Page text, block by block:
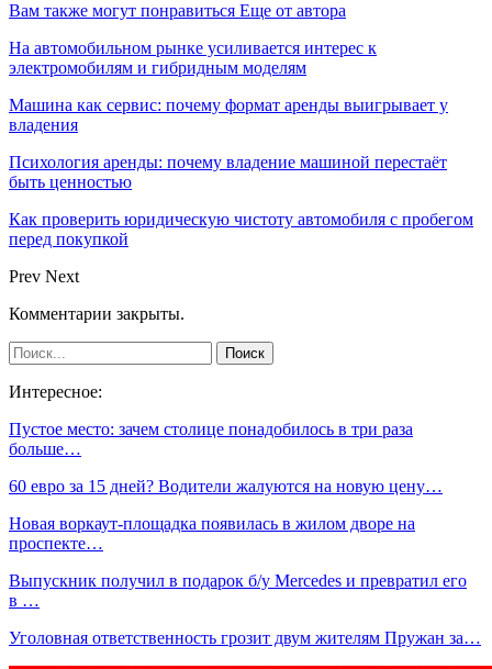
Вам также могут понравиться Еще от автора
На автомобильном рынке усиливается интерес к
электромобилям и гибридным моделям
Машина как сервис: почему формат аренды выигрывает у
владения
Психология аренды: почему владение машиной перестаёт
быть ценностью
Как проверить юридическую чистоту автомобиля с пробегом
перед покупкой
Prev Next
Комментарии закрыты.
Интересное:
Пустое место: зачем столице понадобилось в три раза
больше…
60 евро за 15 дней? Водители жалуются на новую цену…
Новая воркаут-площадка появилась в жилом дворе на
проспекте…
Выпускник получил в подарок б/у Mercedes и превратил его
в …
Уголовная ответственность грозит двум жителям Пружан за…